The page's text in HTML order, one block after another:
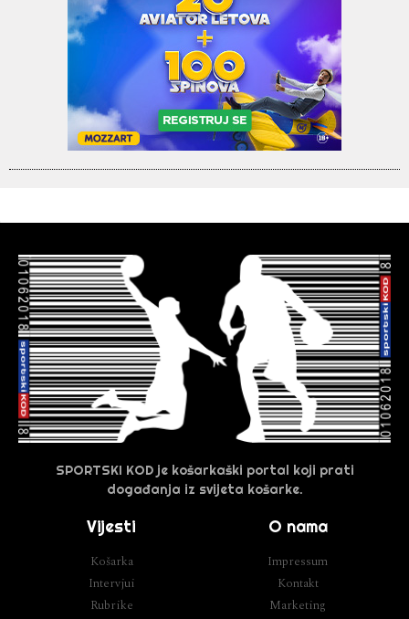
SPORTSKI KOD je košarkaški portal koji prati
događanja iz svijeta košarke.
Vijesti
Košarka
Intervjui
Rubrike
O nama
Impressum
Kontakt
Marketing